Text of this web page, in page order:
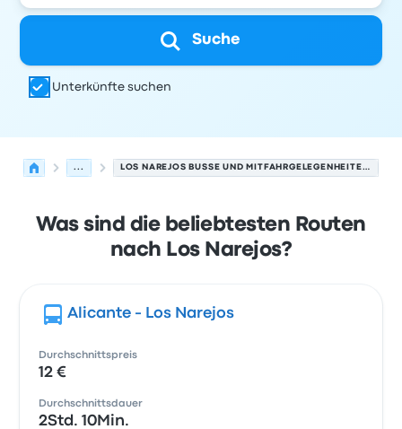
Suche
Unterkünfte suchen
... LOS NAREJOS BUSSE UND MITFAHRGELEGENHEITEN.
Was sind die beliebtesten Routen
nach Los Narejos?
Alicante - Los Narejos
Durchschnittspreis
12 €
Durchschnittsdauer
2Std. 10Min.